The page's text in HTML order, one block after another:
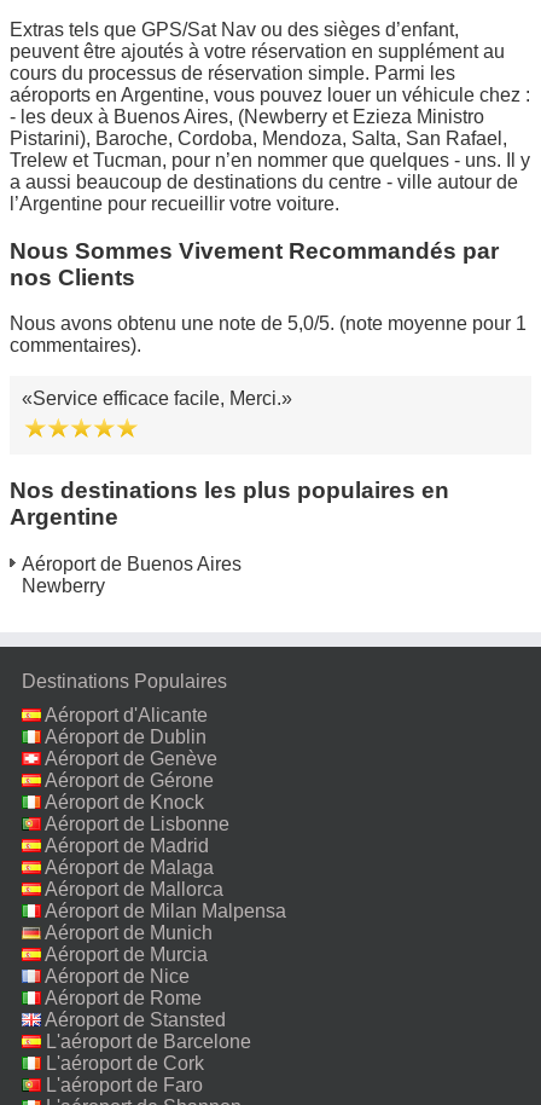
Extras tels que GPS/Sat Nav ou des sièges d’enfant,
peuvent être ajoutés à votre réservation en supplément au
cours du processus de réservation simple. Parmi les
aéroports en Argentine, vous pouvez louer un véhicule chez :
- les deux à Buenos Aires, (Newberry et Ezieza Ministro
Pistarini), Baroche, Cordoba, Mendoza, Salta, San Rafael,
Trelew et Tucman, pour n’en nommer que quelques - uns. Il y
a aussi beaucoup de destinations du centre - ville autour de
l’Argentine pour recueillir votre voiture.
Nous Sommes Vivement Recommandés par
nos Clients
Nous avons obtenu une note de 5,0/5. (note moyenne pour 1
commentaires).
Service efficace facile, Merci.
Nos destinations les plus populaires en
Argentine
Aéroport de Buenos Aires
Newberry
Destinations Populaires
Aéroport d'Alicante
Aéroport de Dublin
Aéroport de Genève
Aéroport de Gérone
Aéroport de Knock
Aéroport de Lisbonne
Aéroport de Madrid
Aéroport de Malaga
Aéroport de Mallorca
Aéroport de Milan Malpensa
Aéroport de Munich
Aéroport de Murcia
Aéroport de Nice
Aéroport de Rome
Fiumicino
Aéroport de Stansted
L'aéroport de Barcelone
L'aéroport de Cork
L'aéroport de Faro